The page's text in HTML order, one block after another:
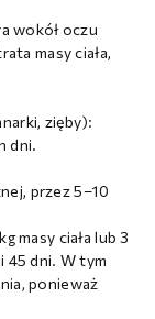
wokół oczu
masy ciała,
zięby):
dni.
przez 5–10
masy ciała lub 3
45 dni. W tym
ponieważ